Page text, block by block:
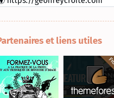
et liens utiles